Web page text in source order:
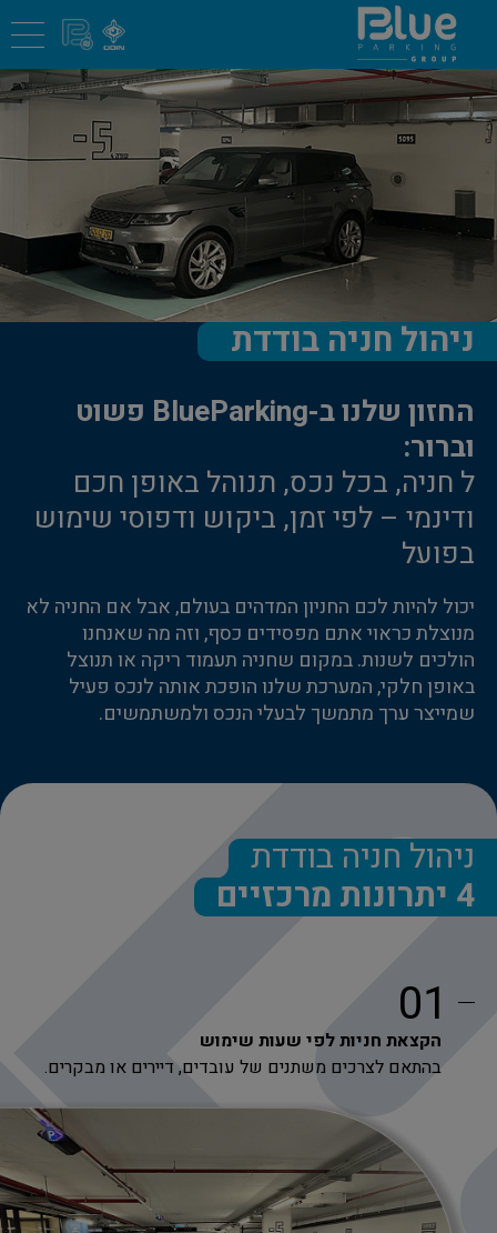
ניהול חניה בודדת
החזון שלנו ב-BlueParking פשוט
וברור:
ל חניה, בכל נכס, תנוהל באופן חכם
ודינמי – לפי זמן, ביקוש ודפוסי שימוש
בפועל
יכול להיות לכם החניון המדהים בעולם, אבל אם החניה לא
מנוצלת כראוי אתם מפסידים כסף, וזה מה שאנחנו
הולכים לשנות. במקום שחניה תעמוד ריקה או תנוצל
באופן חלקי, המערכת שלנו הופכת אותה לנכס פעיל
שמייצר ערך מתמשך לבעלי הנכס ולמשתמשים.
ניהול חניה בודדת
4 יתרונות מרכזיים
01
הקצאת חניות לפי שעות שימוש
בהתאם לצרכים משתנים של עובדים, דיירים או מבקרים.